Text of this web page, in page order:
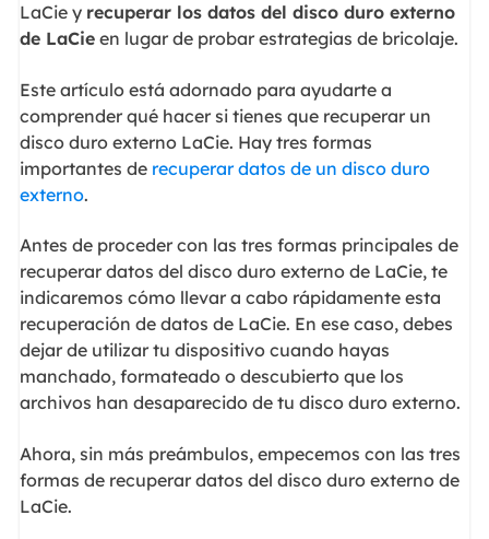
LaCie y recuperar los datos del disco duro externo
de LaCieen lugar de probar estrategias de bricolaje.
Este artículo está adornado para ayudarte a
comprender qué hacer si tienes que recuperar un
disco duro externo LaCie. Hay tres formas
importantes de recuperar datos de un disco duro
externo.
Antes de proceder con las tres formas principales de
recuperar datos del disco duro externo de LaCie, te
indicaremos cómo llevar a cabo rápidamente esta
recuperación de datos de LaCie. En ese caso, debes
dejar de utilizar tu dispositivo cuando hayas
manchado, formateado o descubierto que los
archivos han desaparecido de tu disco duro externo.
Ahora, sin más preámbulos, empecemos con las tres
formas de recuperar datos del disco duro externo de
LaCie.